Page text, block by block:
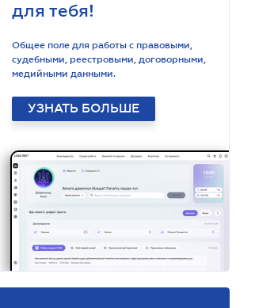
для тебя!
Общее поле для работы с правовыми,
судебными, реестровыми, договорными,
медийными данными.
УЗНАТЬ БОЛЬШЕ